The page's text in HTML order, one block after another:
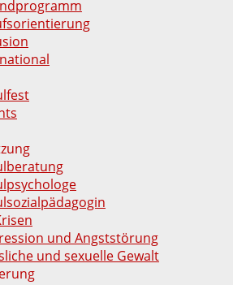
und Angststörung
und sexuelle Gewalt